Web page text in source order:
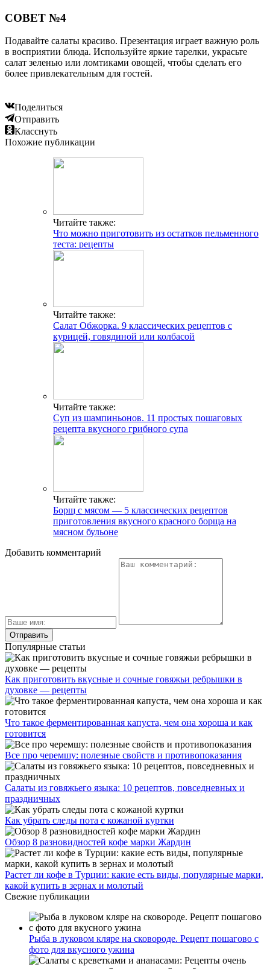
СОВЕТ №4
Подавайте салаты красиво. Презентация играет важную роль
в восприятии блюда. Используйте яркие тарелки, украсьте
салат зеленью или ломтиками овощей, чтобы сделать его
более привлекательным для гостей.
Поделиться
Отправить
Класснуть
Похожие публикации
Читайте также:
Что можно приготовить из остатков пельменного
теста: рецепты
Читайте также:
Салат Обжорка. 9 классических рецептов с
курицей, говядиной или колбасой
Читайте также:
Суп из шампиньонов. 11 простых пошаговых
рецепта вкусного грибного супа
Читайте также:
Борщ с мясом — 5 классических рецептов
приготовления вкусного красного борща на
мясном бульоне
Добавить комментарий
Популярные статьи
Как приготовить вкусные и сочные говяжьи ребрышки в
духовке — рецепты
Что такое ферментированная капуста, чем она хороша и как
готовится
Все про черемшу: полезные свойств и противопоказания
Салаты из говяжьего языка: 10 рецептов, повседневных и
праздничных
Как убрать следы пота с кожаной куртки
Обзор 8 разновидностей кофе марки Жардин
Растет ли кофе в Турции: какие есть виды, популярные марки,
какой купить в зернах и молотый
Свежие публикации
Рыба в луковом кляре на сковороде. Рецепт пошагово с
фото для вкусного ужина